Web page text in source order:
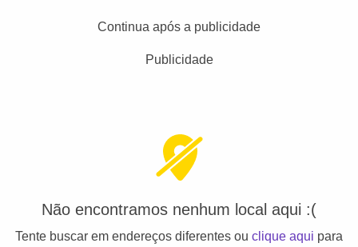
Continua após a publicidade
Publicidade
Não encontramos nenhum local aqui :(
Tente buscar em endereços diferentes ou clique aqui para